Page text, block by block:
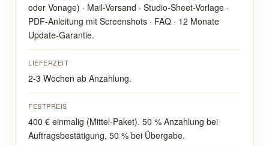
oder Vonage) · Mail-Versand · Studio-Sheet-Vorlage ·
PDF-Anleitung mit Screenshots · FAQ · 12 Monate
Update-Garantie.
LIEFERZEIT
2-3 Wochen ab Anzahlung.
FESTPREIS
400 € einmalig (Mittel-Paket). 50 % Anzahlung bei
Auftragsbestätigung, 50 % bei Übergabe.